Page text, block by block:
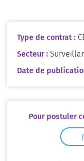
Type de contrat :
Secteur :
Date de
Pour postuler